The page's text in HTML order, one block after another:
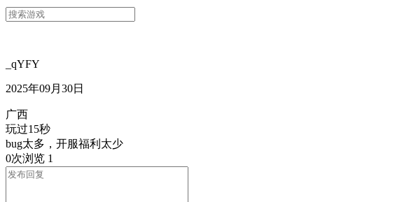
_qYFY
2025年09月30日
广西
玩过15秒
bug太多，开服福利太少
0次浏览 1